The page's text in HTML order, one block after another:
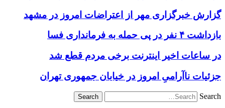
گزارش خبرگزاری مهر از اعتراضات امروز در مشهد
بازداشت ۴ نفر در پی حمله به فرمانداری فسا
در ساعات اخیر اینترنت برخی مردم قطع شد
جزئیات ناآرامیِ امروز در خیابان جمهوری تهران
Search